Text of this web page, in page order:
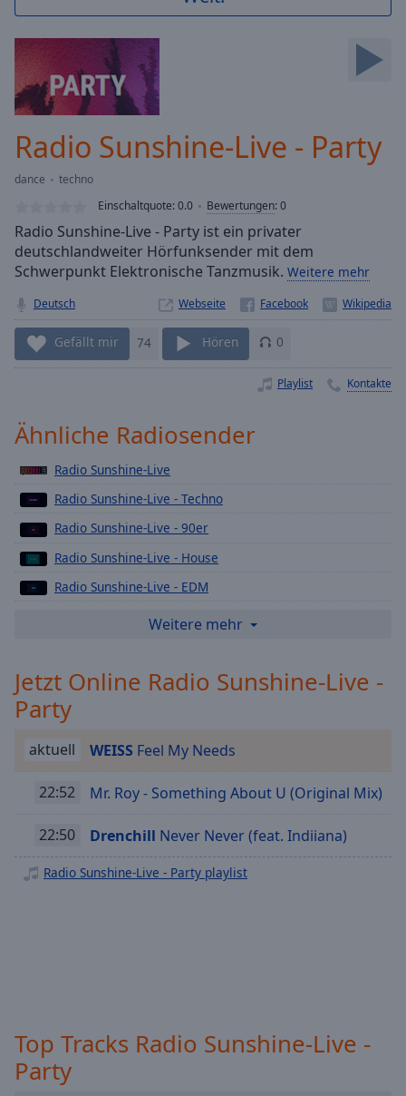
Backward
Forward
Current
Time 0:00
Duration -:-
0.00%
TypeLIVE
Seek to
live,
currently
live LIVE
Remaining
Time-
Playback
Rate
Chapters
Chapters
Descriptions
off,
subtitles
settings
opens
subtitles
dialog
subtitles
selected
Audio
modal
window.
Radio Sunshine-Live - Party
dance
techno
Einschaltquote:0.0 Bewertungen:0
Radio Sunshine-Live - Party ist ein privater
deutschlandweiter Hörfunksender mit dem
Schwerpunkt Elektronische Tanzmusik. Weitere mehr
Deutsch Webseite
Gefällt mir 74 Hören 0
Playlist Kontakte
Ähnliche Radiosender
Radio Sunshine-Live
Radio Sunshine-Live - Techno
Radio Sunshine-Live - 90er
Radio Sunshine-Live - House
Radio Sunshine-Live - EDM
Radio Sunshine-Live - Drum ’n’ Bass
Radio Sunshine-Live - Festival
Radio Sunshine-Live - Lounge
Radio Sunshine-Live - Gaming
Radio Sunshine-Live - Bunker
Radio Sunshine-Live - Ibiza
Radio Sunshine-Live - Tech House
Radio Sunshine-Live - 90s Anthems
Weitere mehr
Jetzt Online Radio Sunshine-Live -
Party
aktuell WEISS Feel My Needs
22:52 Mr. Roy - Something About U (Original Mix)
22:50 Drenchill Never Never (feat. Indiiana)
Radio Sunshine-Live - Party playlist
Top Tracks Radio Sunshine-Live -
Party